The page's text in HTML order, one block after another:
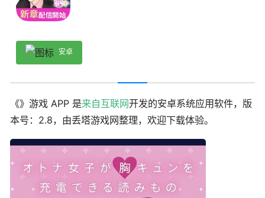
安卓
《》游戏 APP 是来自互联网开发的安卓系统应用软件，版
本号：2.8，由丢塔游戏网整理，欢迎下载体验。